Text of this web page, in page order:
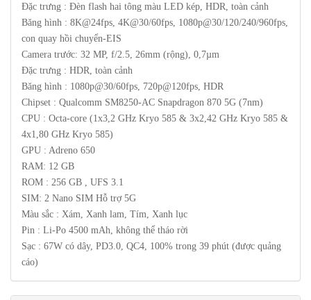
Đặc trưng : Đèn flash hai tông màu LED kép, HDR, toàn cảnh
Băng hình : 8K@24fps, 4K@30/60fps, 1080p@30/120/240/960fps,
con quay hồi chuyển-EIS
Camera trước: 32 MP, f/2.5, 26mm (rộng), 0,7µm
Đặc trưng : HDR, toàn cảnh
Băng hình : 1080p@30/60fps, 720p@120fps, HDR
Chipset : Qualcomm SM8250-AC Snapdragon 870 5G (7nm)
CPU : Octa-core (1x3,2 GHz Kryo 585 & 3x2,42 GHz Kryo 585 &
4x1,80 GHz Kryo 585)
GPU : Adreno 650
RAM: 12 GB
ROM : 256 GB , UFS 3.1
SIM: 2 Nano SIM Hỗ trợ 5G
Màu sắc : Xám, Xanh lam, Tím, Xanh lục
Pin : Li-Po 4500 mAh, không thể tháo rời
Sạc : 67W có dây, PD3.0, QC4, 100% trong 39 phút (được quảng
cáo)